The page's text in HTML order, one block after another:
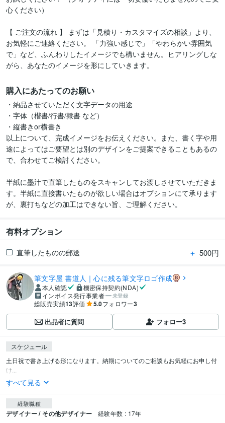
心ください）
【 ご注文の流れ 】 まずは「見積り・カスタマイズの相談」より、
お気軽にご連絡ください。 「力強い感じで」「やわらかい雰囲気
で」など、ふんわりしたイメージでも構いません。ヒアリングしな
がら、あなたのイメージを形にしていきます。
購入にあたってのお願い
・納品させていただく文字データの用途
・字体（楷書/行書/隷書 など）
・縦書きor横書き
以上について、完成イメージをお伝えください。また、書く字や用
途によってはご要望とは別のデザインをご提案できることもあるの
で、合わせてご検討ください。
半紙に墨汁で直筆したものをスキャンしてお渡しさせていただきま
す。半紙に直接書いたものが欲しい場合はオプションにて承ります
が、裏打ちなどの加工はできない旨、ご理解ください。
有料オプション
直筆したものの郵送 ＋ 500円
筆文字屋 書道人｜心に残る筆文字ロゴ作成
本人確認
機密保持契約(NDA)
インボイス発行事業者
未登録
総販売実績13評価 5.0フォロワー3
出品者に質問 フォロー3
スケジュール
土日祝で書き上げる形になります。納期についてのご相談もお気軽にお申し付
け...
すべて見る
経験職種
デザイナー / その他デザイナー 経験年数 : 17年